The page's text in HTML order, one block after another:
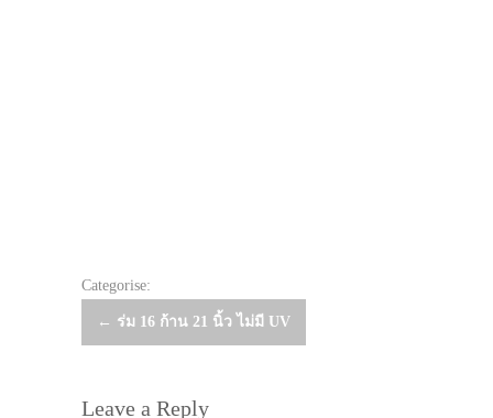
Categorise:
Post
← ร่ม 16 ก้าน 21 นิ้ว ไม่มี UV
Leave a Reply